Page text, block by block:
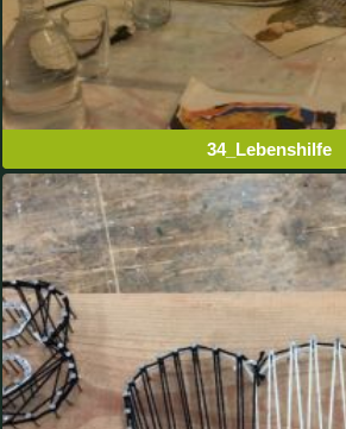
34_Lebenshilfe